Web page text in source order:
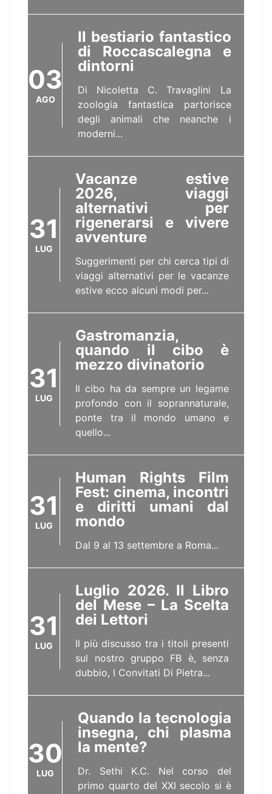
03
AGO
Il bestiario fantastico
di Roccascalegna e
dintorni
Di Nicoletta C. Travaglini La
zoologia fantastica partorisce
degli animali che neanche i
moderni...
31
LUG
Vacanze estive
2026, viaggi
alternativi per
rigenerarsi e vivere
avventure
Suggerimenti per chi cerca tipi di
viaggi alternativi per le vacanze
estive ecco alcuni modi per...
31
LUG
Gastromanzia,
quando il cibo è
mezzo divinatorio
Il cibo ha da sempre un legame
profondo con il soprannaturale,
ponte tra il mondo umano e
quello...
31
LUG
Human Rights Film
Fest: cinema, incontri
e diritti umani dal
mondo
Dal 9 al 13 settembre a Roma...
31
LUG
Luglio 2026. Il Libro
del Mese – La Scelta
dei Lettori
Il più discusso tra i titoli presenti
sul nostro gruppo FB è, senza
dubbio, I Convitati Di Pietra...
30
LUG
Quando la tecnologia
insegna, chi plasma
la mente?
Dr. Sethi K.C. Nel corso del
primo quarto del XXI secolo si è